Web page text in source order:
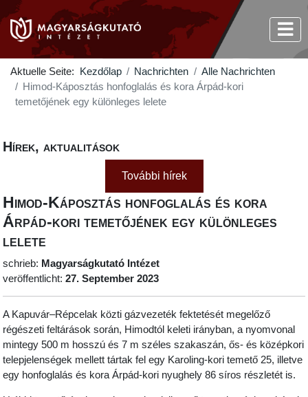
Aktuelle Seite: Kezdőlap Nachrichten
Alle Nachrichten
Himod-Káposztás honfoglalás és kora Árpád-kori
temetőjének egy különleges lelete
Hírek, aktualitások
További hírek
Himod-Káposztás honfoglalás és kora
Árpád-kori temetőjének egy különleges
lelete
schrieb: Magyarságkutató Intézet
veröffentlicht:27. September 2023
A Kapuvár–Répcelak közti gázvezeték fektetését megelőző
régészeti feltárások során, Himodtól keleti irányban, a nyomvonal
mintegy 500 m hosszú és 7 m széles szakaszán, ős- és középkori
telepjelenségek mellett tártak fel egy Karoling-kori temető 25, illetve
egy honfoglalás és kora Árpád-kori nyughely 86 síros részletét is.